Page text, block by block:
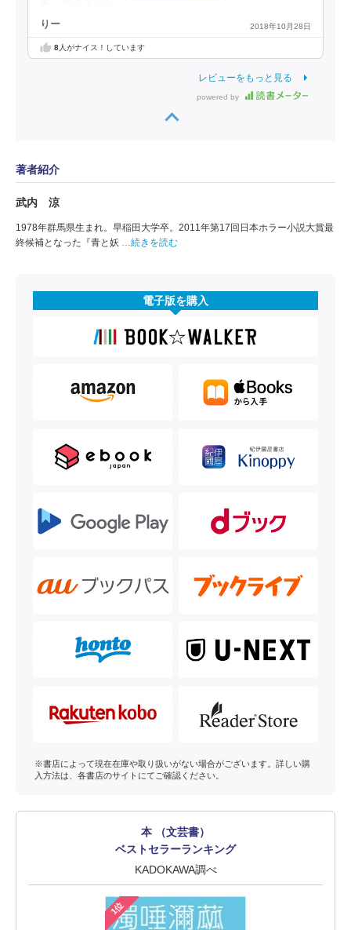
りー 2018年10月28日
8人がナイス！しています
レビューをもっと見る
powered by
著者紹介
武内 涼
1978年群馬県生まれ。早稲田大学卒。2011年第17回日本ホラー小説大賞最
終候補となった『青と妖
…続きを読む
電子版を購入
※書店によって現在在庫や取り扱いがない場合がございます。詳しい購
入方法は、各書店のサイトにてご確認ください。
本 （文芸書）
ベストセラーランキング
KADOKAWA調べ
1位